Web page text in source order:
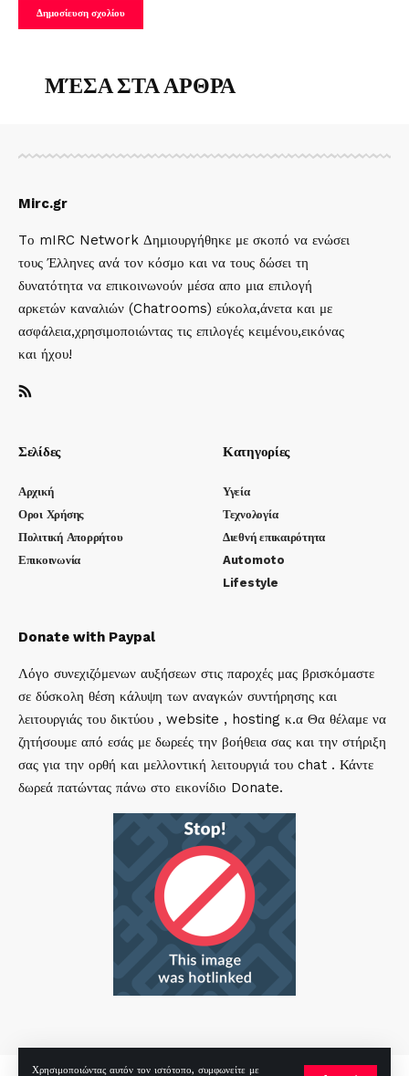
Χρησιμοποιώντας αυτόν τον ιστότοπο, συμφωνείτε με
ΜΈΣΑ ΣΤΑ ΑΡΘΡΑ
Mirc.gr
Tο mIRC Network Δημιουργήθηκε με σκοπό να ενώσει
τους Έλληνες ανά τον κόσμο και να τους δώσει τη
δυνατότητα να επικοινωνούν μέσα απο μια επιλογή
αρκετών καναλιών (Chatrooms) εύκολα,άνετα και με
ασφάλεια,χρησιμοποιώντας τις επιλογές κειμένου,εικόνας
και ήχου!
Σελίδες
Αρχική
Οροι Χρήσης
Πολιτική Απορρήτου
Επικοινωνία
Κατηγορίες
Υγεία
Τεχνολογία
Διεθνή επικαιρότητα
Automoto
Lifestyle
Donate with Paypal
Λόγο συνεχιζόμενων αυξήσεων στις παροχές μας βρισκόμαστε
σε δύσκολη θέση κάλυψη των αναγκών συντήρησης και
λειτουργιάς του δικτύου , website , hosting κ.α Θα θέλαμε να
ζητήσουμε από εσάς με δωρεές την βοήθεια σας και την στήριξη
σας για την ορθή και μελλοντική λειτουργιά του chat . Κάντε
δωρεά πατώντας πάνω στο εικονίδιο Donate.